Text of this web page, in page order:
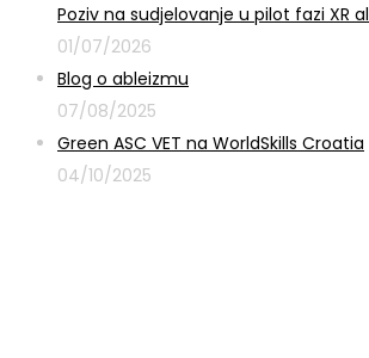
Poziv na sudjelovanje u pilot fazi XR
01/07/2026
Blog o ableizmu
07/08/2025
Green ASC VET na WorldSkills Croatia
04/10/2025